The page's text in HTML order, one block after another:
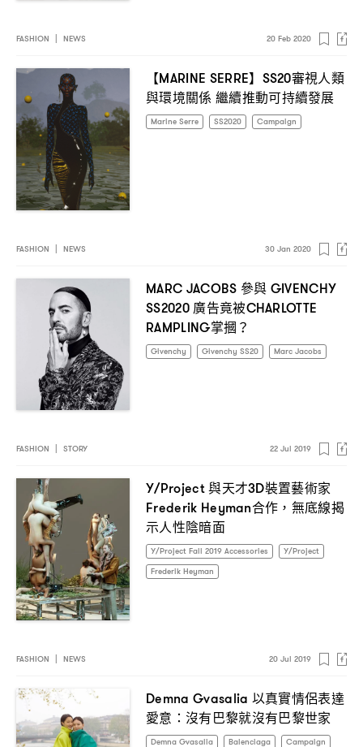
FASHION | NEWS 20 Feb 2020
【MARINE SERRE】 SS20審視人類
與環境關係 繼續推動可持續發展
Marine Serre SS2020 Campaign
FASHION NEWS 30 Jan 2020
MARC JACOBS 參與 GIVENCHY
SS2020廣告竟被CHARLOTTE
RAMPLING掌摑 ？
Givenchy Givenchy SS20 Marc Jacobs
FASHION STORY 22 Jul 2019
Y/Project與天才3D裝置藝術家
Frederik Heyman合作 ， 無底線揭
示人性陰暗面
Y/Project Fall 2019 Accessories
Y/Project
Frederik Heyman
FASHION NEWS 20 Jul 2019
Demna Gvasalia 以真實情侶表達
愛意 ： 沒有巴黎就沒有巴黎世家
Demna Gvasalia Balenciaga Campaign